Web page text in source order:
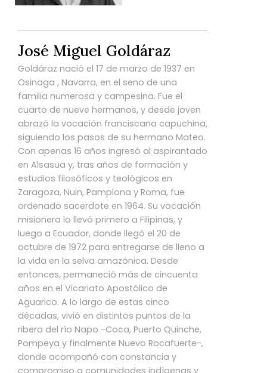
José Miguel Goldáraz
Goldáraz nació el 17 de marzo de 1937 en
Osinaga , Navarra, en el seno de una
familia numerosa y campesina. Fue el
cuarto de nueve hermanos, y desde joven
abrazó la vocación franciscana capuchina,
siguiendo los pasos de su hermano Mateo.
Con apenas 16 años ingresó al aspirantado
en Alsasua y, tras años de formación y
estudios filosóficos y teológicos en
Zaragoza, Nuin, Pamplona y Roma, fue
ordenado sacerdote en 1964. Su vocación
misionera lo llevó primero a Filipinas, y
luego a Ecuador, donde llegó el 20 de
octubre de 1972 para entregarse de lleno a
la vida en la selva amazónica. Desde
entonces, permaneció más de cincuenta
años en el Vicariato Apostólico de
Aguarico. A lo largo de estas cinco
décadas, vivió en distintos puntos de la
ribera del río Napo -Coca, Puerto Quinche,
Pompeya y finalmente Nuevo Rocafuerte-,
donde acompañó con constancia y